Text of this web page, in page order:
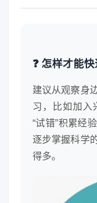
❓ 怎样才能
建议从观察身
习，比如加入
“试错”积累经
逐步掌握科学
得多。